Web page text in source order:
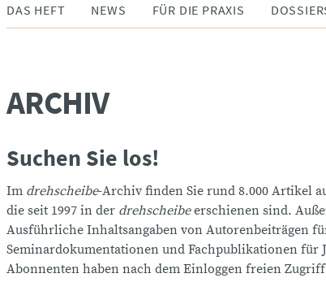
DAS HEFT NEWS FÜR DIE PRAXIS
ARCHIV
Suchen Sie los!
Im drehscheibe-Archiv finden Sie rund 8.000 Artikel
die seit 1997 in der drehscheibeerschienen sind.
Ausführliche Inhaltsangaben von Autorenbeiträgen
Seminardokumentationen und Fachpublikationen für
Abonnenten haben nach dem Einloggen freien